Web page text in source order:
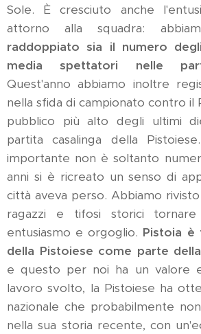
Sole. È cresciuto anche
attorno alla squadra:
raddoppiato sia il numero
media spettatori nelle
Quest'anno abbiamo inoltre
nella sfida di campionato contro il
pubblico più alto degli ultimi
partita casalinga della
importante non è soltanto
anni si è ricreato un senso di
città aveva perso. Abbiamo
ragazzi e tifosi storici
entusiasmo e orgoglio. Pistoia è
della Pistoiese come parte
e questo per noi ha un valore
lavoro svolto, la Pistoiese ha
nazionale che probabilmente
nella sua storia recente, con